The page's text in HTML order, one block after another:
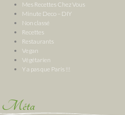
Mes Recettes Chez Vous
Minute Deco – DIY
Non classé
Recettes
Restaurants
Vegan
Végétarien
Y a pas que Paris !!!
Méta